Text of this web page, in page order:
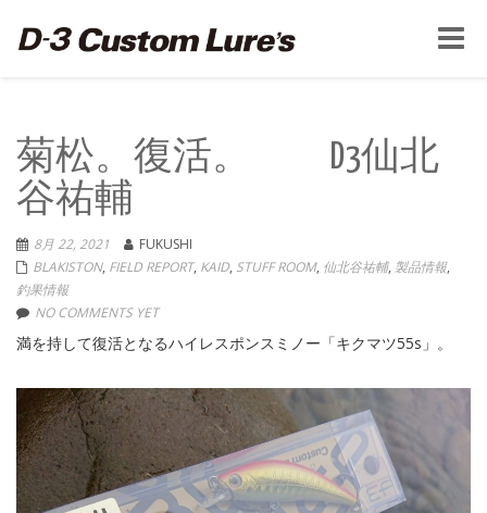
Toggle
菊松。復活。 D3仙北
谷祐輔
8月 22, 2021
FUKUSHI
BLAKISTON, FIELD REPORT, KAID, STUFF ROOM, 仙北谷祐輔, 製品情報,
釣果情報
NO COMMENTS YET
満を持して復活となるハイレスポンスミノー「キクマツ55s」。